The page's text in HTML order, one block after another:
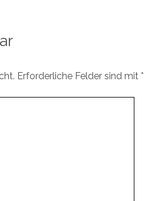
Erforderliche Felder sind mit *